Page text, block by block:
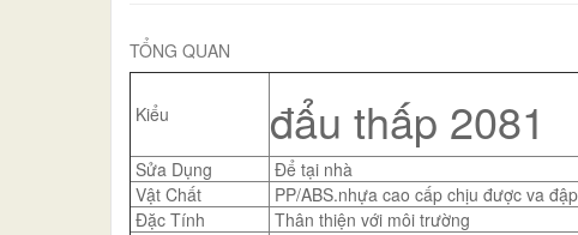
TỔNG QUAN
Kiểu đẩu thấp 2081
Sửa Dụng
Để tại nhà
Vật Chất
PP/ABS.nhựa cao cấp chịu được va
Đặc Tính
Thân thiện với môi trường